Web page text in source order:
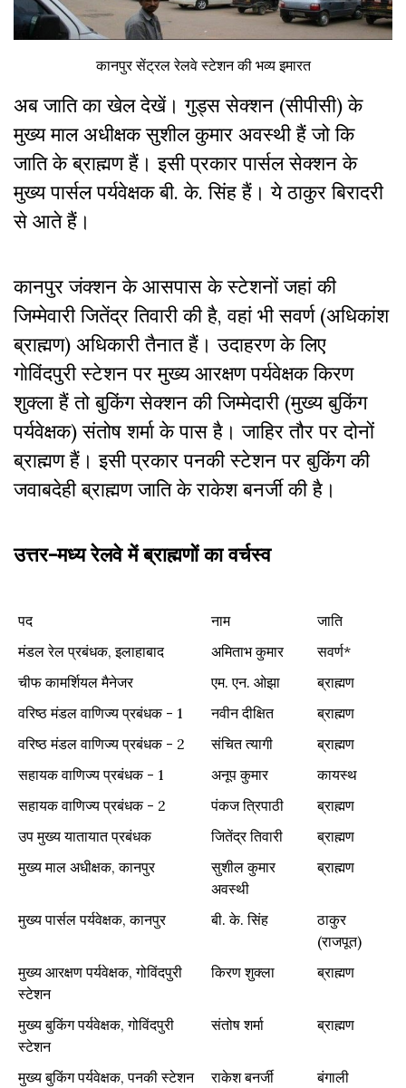
कानपुर सेंट्रल रेलवे स्टेशन की भव्य इमारत
अब जाति का खेल देखें। गुड्स सेक्शन (सीपीसी) के
मुख्य माल अधीक्षक सुशील कुमार अवस्थी हैं जो कि
जाति के ब्राह्मण हैं। इसी प्रकार पार्सल सेक्शन के
मुख्य पार्सल पर्यवेक्षक बी. के. सिंह हैं। ये ठाकुर बिरादरी
से आते हैं।
कानपुर जंक्शन के आसपास के स्टेशनों जहां की
जिम्मेवारी जितेंद्र तिवारी की है, वहां भी सवर्ण (अधिकांश
ब्राह्मण) अधिकारी तैनात हैं। उदाहरण के लिए
गाेविंदपुरी स्टेशन पर मुख्य आरक्षण पर्यवेक्षक किरण
शुक्ला हैं तो बुकिंग सेक्शन की जिम्मेदारी (मुख्य बुकिंग
पर्यवेक्षक) संतोष शर्मा के पास है। जाहिर तौर पर दोनों
ब्राह्मण हैं। इसी प्रकार पनकी स्टेशन पर बुकिंग की
जवाबदेही ब्राह्मण जाति के राकेश बनर्जी की है।
उत्तर-मध्य रेलवे में ब्राह्मणों का वर्चस्व
पद नाम
जाति
मंडल रेल प्रबंधक, इलाहाबाद
अमिताभ कुमार
सवर्ण*
चीफ कामर्शियल मैनेजर
एम. एन. ओझा
ब्राह्मण
वरिष्ठ मंडल वाणिज्य प्रबंधक - 1
नवीन दीक्षित
ब्राह्मण
वरिष्ठ मंडल वाणिज्य प्रबंधक - 2
संचित त्यागी
ब्राह्मण
सहायक वाणिज्य प्रबंधक - 1
अनूप कुमार
कायस्थ
सहायक वाणिज्य प्रबंधक - 2
पंकज त्रिपाठी
ब्राह्मण
उप मुख्य यातायात प्रबंधक
जितेंद्र तिवारी
ब्राह्मण
मुख्य माल अधीक्षक, कानपुर
सुशील कुमार
अवस्थी
ब्राह्मण
मुख्य पार्सल पर्यवेक्षक, कानपुर बी. के. सिंह
ठाकुर
(राजपूत)
मुख्य आरक्षण पर्यवेक्षक, गोविंदपुरी
स्टेशन
किरण शुक्ला ब्राह्मण
मुख्य बुकिंग पर्यवेक्षक, गोविंदपुरी
स्टेशन
संतोष शर्मा ब्राह्मण
मुख्य बुकिंग पर्यवेक्षक, पनकी स्टेशन राकेश बनर्जी
बंगाली